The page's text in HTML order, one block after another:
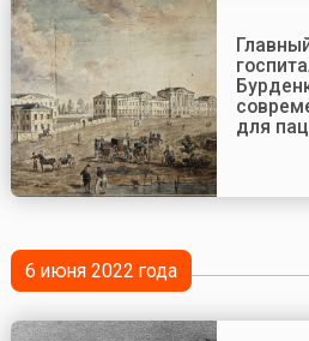
для
6 июня 2022 года